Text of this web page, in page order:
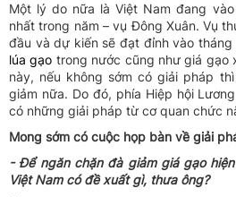
Một lý do nữa là Việt Nam đang
nhất trong năm – vụ Đông Xuân. Vụ
đầu và dự kiến sẽ đạt đỉnh vào
lúa gạo trong nước cũng như giá gạo
này, nếu không sớm có giải pháp
giảm nữa. Do đó, phía Hiệp hội
có những giải pháp từ cơ quan chức
Mong sớm có cuộc họp bàn về giải
- Để ngăn chặn đà giảm giá gạo
Việt Nam có đề xuất gì, thưa ông?